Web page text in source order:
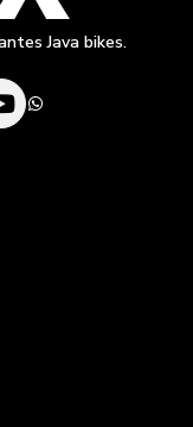
Java bikes.